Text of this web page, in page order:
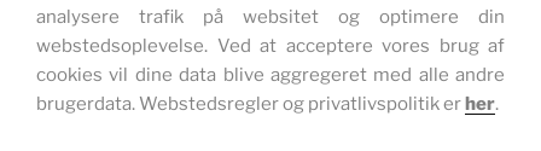
analysere trafik på websitet og optimere din
webstedsoplevelse. Ved at acceptere vores brug af
cookies vil dine data blive aggregeret med alle andre
brugerdata. Webstedsregler og privatlivspolitik erher.